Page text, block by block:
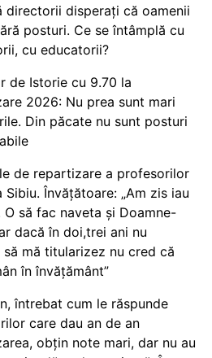
directorii disperați că oamenii
posturi. Ce se întâmplă cu
cu educatorii?
de Istorie cu 9.70 la
2026: Nu prea sunt mari
Din păcate nu sunt posturi
de repartizare a profesorilor
Sibiu. Învățătoare: „Am zis iau
O să fac naveta și Doamne-
dacă în doi,trei ani nu
să mă titularizez nu cred că
în învățământ”
întrebat cum le răspunde
care dau an de an
obțin note mari, dar nu au